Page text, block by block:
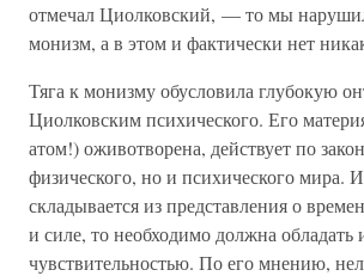
отмечал Циолковский, — то мы
монизм, а в этом и фактически нет
Тяга к монизму обусловила глубокую
Циолковским психического. Его
атом!) оживотворена, действует по
физического, но и психического мира.
складывается из представления о
и силе, то необходимо должна обладать
чувствительностью. По его мнению,